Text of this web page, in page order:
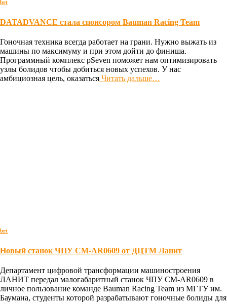
brt
DATADVANCE стала спонсором Bauman Racing Team
Гоночная техника всегда работает на грани. Нужно выжать из
машины по максимуму и при этом дойти до финиша.
Программный комплекс pSeven поможет нам оптимизировать
узлы болидов чтобы добиться новых успехов. У нас
амбициозная цель, оказаться Читать дальше…
brt
Новый станок ЧПУ CM-AR0609 от ДЦТМ Ланит
Департамент цифровой трансформации машиностроения
ЛАНИТ передал малогабаритный станок ЧПУ CM-AR0609 в
личное пользование команде Bauman Racing Team из МГТУ им.
Баумана, студенты которой разрабатывают гоночные болиды для